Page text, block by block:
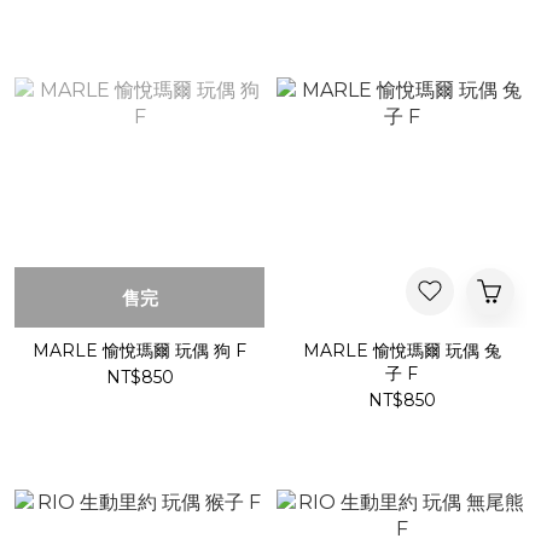
售完
MARLE 愉悅瑪爾 玩偶 狗 F
NT$850
MARLE 愉悅瑪爾 玩偶 兔
子 F
NT$850